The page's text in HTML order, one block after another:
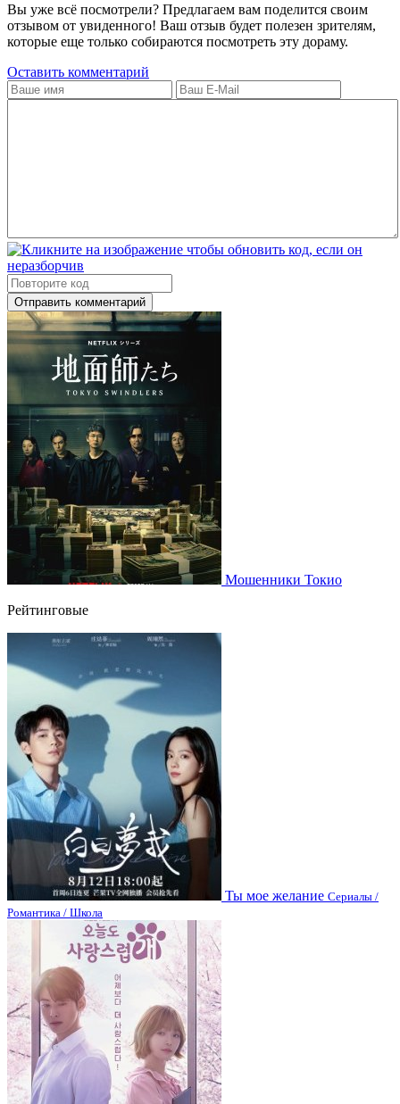
Вы уже всё посмотрели? Предлагаем вам поделится своим
отзывом от увиденного! Ваш отзыв будет полезен зрителям,
которые еще только собираются посмотреть эту дораму.
Оставить комментарий
Отправить комментарий
Мошенники Токио
Рейтинговые
Ты мое желание Сериалы /
Романтика / Школа